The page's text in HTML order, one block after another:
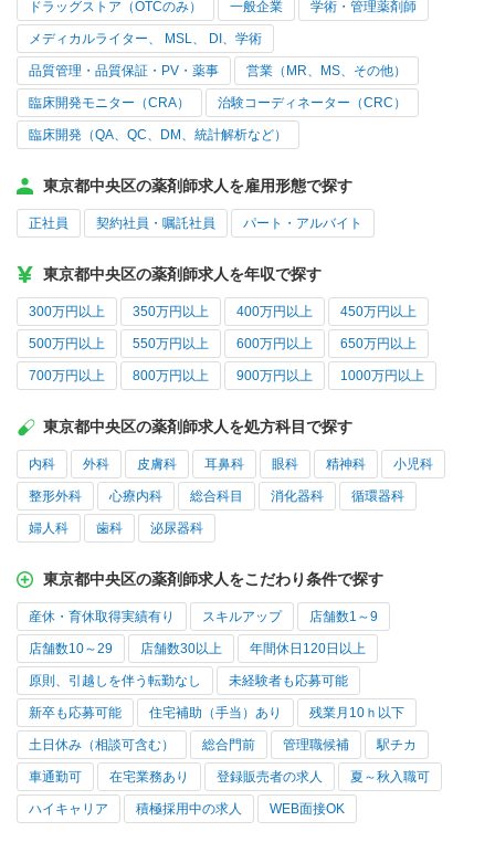
ドラッグストア（OTCのみ） 一般企業 学術・管理薬剤師
メディカルライター、 MSL、 DI、学術
品質管理・品質保証・PV・薬事 営業（MR、MS、その他）
臨床開発モニター（CRA） 治験コーディネーター（CRC）
臨床開発（QA、QC、DM、統計解析など）
東京都中央区の薬剤師求人を雇用形態で探す
正社員 契約社員・嘱託社員 パート・アルバイト
東京都中央区の薬剤師求人を年収で探す
300万円以上 350万円以上 400万円以上 450万円以上
500万円以上 550万円以上 600万円以上 650万円以上
700万円以上 800万円以上 900万円以上 1000万円以上
東京都中央区の薬剤師求人を処方科目で探す
内科 外科 皮膚科 耳鼻科 眼科 精神科 小児科
整形外科 心療内科 総合科目 消化器科 循環器科
婦人科 歯科 泌尿器科
東京都中央区の薬剤師求人をこだわり条件で探す
産休・育休取得実績有り スキルアップ 店舗数1～9
店舗数10～29 店舗数30以上 年間休日120日以上
原則、引越しを伴う転勤なし 未経験者も応募可能
新卒も応募可能 住宅補助（手当）あり 残業月10ｈ以下
土日休み（相談可含む） 総合門前 管理職候補 駅チカ
車通勤可 在宅業務あり 登録販売者の求人 夏～秋入職可
ハイキャリア 積極採用中の求人 WEB面接OK